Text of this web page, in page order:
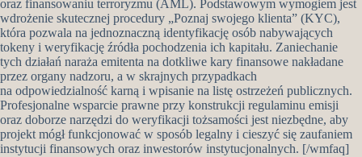
oraz finansowaniu terroryzmu (AML). Podstawowym wymogiem jest
wdrożenie skutecznej procedury „Poznaj swojego klienta” (KYC),
która pozwala na jednoznaczną identyfikację osób nabywających
tokeny i weryfikację źródła pochodzenia ich kapitału. Zaniechanie
tych działań naraża emitenta na dotkliwe kary finansowe nakładane
przez organy nadzoru, a w skrajnych przypadkach
na odpowiedzialność karną i wpisanie na listę ostrzeżeń publicznych.
Profesjonalne wsparcie prawne przy konstrukcji regulaminu emisji
oraz doborze narzędzi do weryfikacji tożsamości jest niezbędne, aby
projekt mógł funkcjonować w sposób legalny i cieszyć się zaufaniem
instytucji finansowych oraz inwestorów instytucjonalnych. [/wmfaq]